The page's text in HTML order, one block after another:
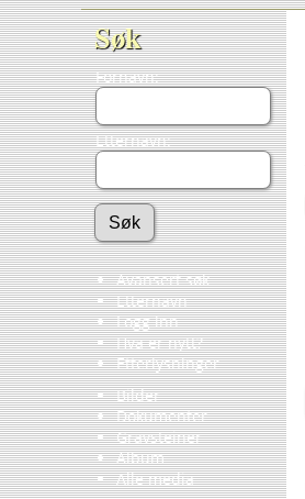
Søk
Fornavn:
Etternavn:
Avansert søk
Etternavn
Logg inn
Hva er nytt?
Etterlysninger
Bilder
Dokumenter
Gravsteiner
Album
Alle media